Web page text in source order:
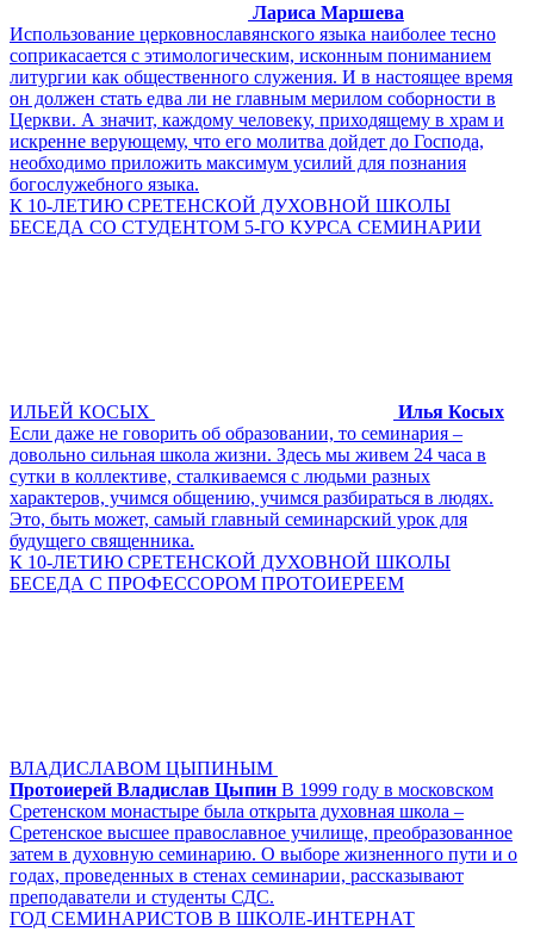
Лариса Маршева
Использование церковнославянского языка наиболее тесно
соприкасается с этимологическим, исконным пониманием
литургии как общественного служения. И в настоящее время
он должен стать едва ли не главным мерилом соборности в
Церкви. А значит, каждому человеку, приходящему в храм и
искренне верующему, что его молитва дойдет до Господа,
необходимо приложить максимум усилий для познания
богослужебного языка.
К 10-ЛЕТИЮ СРЕТЕНСКОЙ ДУХОВНОЙ ШКОЛЫ
БЕСЕДА СО СТУДЕНТОМ 5-ГО КУРСА СЕМИНАРИИ
ИЛЬЕЙ КОСЫХ
Илья Косых
Если даже не говорить об образовании, то семинария –
довольно сильная школа жизни. Здесь мы живем 24 часа в
сутки в коллективе, сталкиваемся с людьми разных
характеров, учимся общению, учимся разбираться в людях.
Это, быть может, самый главный семинарский урок для
будущего священника.
К 10-ЛЕТИЮ СРЕТЕНСКОЙ ДУХОВНОЙ ШКОЛЫ
БЕСЕДА С ПРОФЕССОРОМ ПРОТОИЕРЕЕМ
ВЛАДИСЛАВОМ ЦЫПИНЫМ
Протоиерей Владислав Цыпин В 1999 году в московском
Сретенском монастыре была открыта духовная школа –
Сретенское высшее православное училище, преобразованное
затем в духовную семинарию. О выборе жизненного пути и о
годах, проведенных в стенах семинарии, рассказывают
преподаватели и студенты СДС.
ГОД СЕМИНАРИСТОВ В ШКОЛЕ-ИНТЕРНАТ